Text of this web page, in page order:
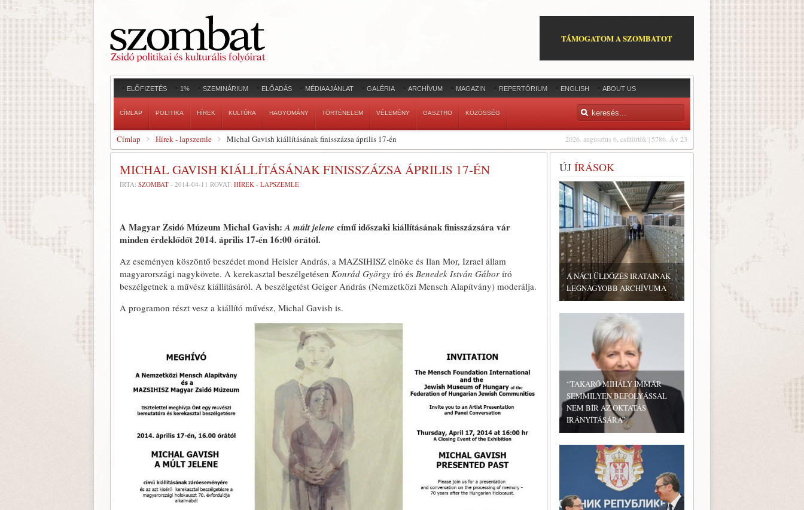
TÁMOGATOM A SZOMBATOT
ELŐFIZETÉS 1% SZEMINÁRIUM ELŐADÁS MÉDIAAJÁNLAT GALÉRIA ARCHÍVUM MAGAZIN REPERTÓRIUM ENGLISH ABOUT US
CÍMLAP POLITIKA HÍREK KULTÚRA HAGYOMÁNY TÖRTÉNELEM VÉLEMÉNY GASZTRO KÖZÖSSÉG
2026. augusztus 6, csütörtök | 5786. Áv 23
Címlap Hírek - lapszemle Michal Gavish kiállításának finisszázsa április 17-én
MICHAL GAVISH KIÁLLÍTÁSÁNAK FINISSZÁZSA ÁPRILIS 17-ÉN
ÍRTA: SZOMBAT - 2014-04-11 ROVAT: HÍREK - LAPSZEMLE
A Magyar Zsidó Múzeum Michal Gavish:A múlt jelene című időszaki kiállításának finisszázsára vár
minden érdeklődőt 2014. április 17-én 16:00 órától.
Az eseményen köszöntő beszédet mond Heisler András, a MAZSIHISZ elnöke és Ilan Mor, Izrael állam
magyarországi nagykövete. A kerekasztal beszélgetésen Konrád György író és Benedek István Gábor író
beszélgetnek a művész kiállításáról. A beszélgetést Geiger András (Nemzetközi Mensch Alapítvány) moderálja.
A programon részt vesz a kiállító művész, Michal Gavish is.
ÚJ ÍRÁSOK
A NÁCI ÜLDÖZÉS IRATAINAK
LEGNAGYOBB ARCHÍVUMA
“TAKARÓ MIHÁLY IMMÁR
SEMMILYEN BEFOLYÁSSAL
NEM BÍR AZ OKTATÁS
IRÁNYÍTÁSÁRA”